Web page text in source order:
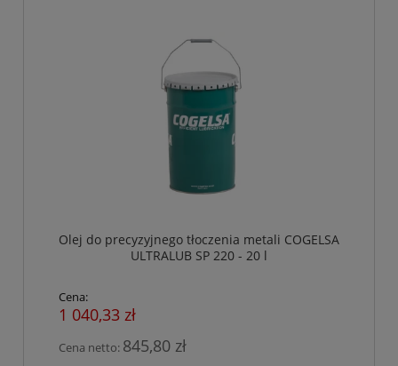
Olej do precyzyjnego tłoczenia metali COGELSA
ULTRALUB SP 220 - 20 l
Cena:
1 040,33 zł
Cena netto: 845,80 zł